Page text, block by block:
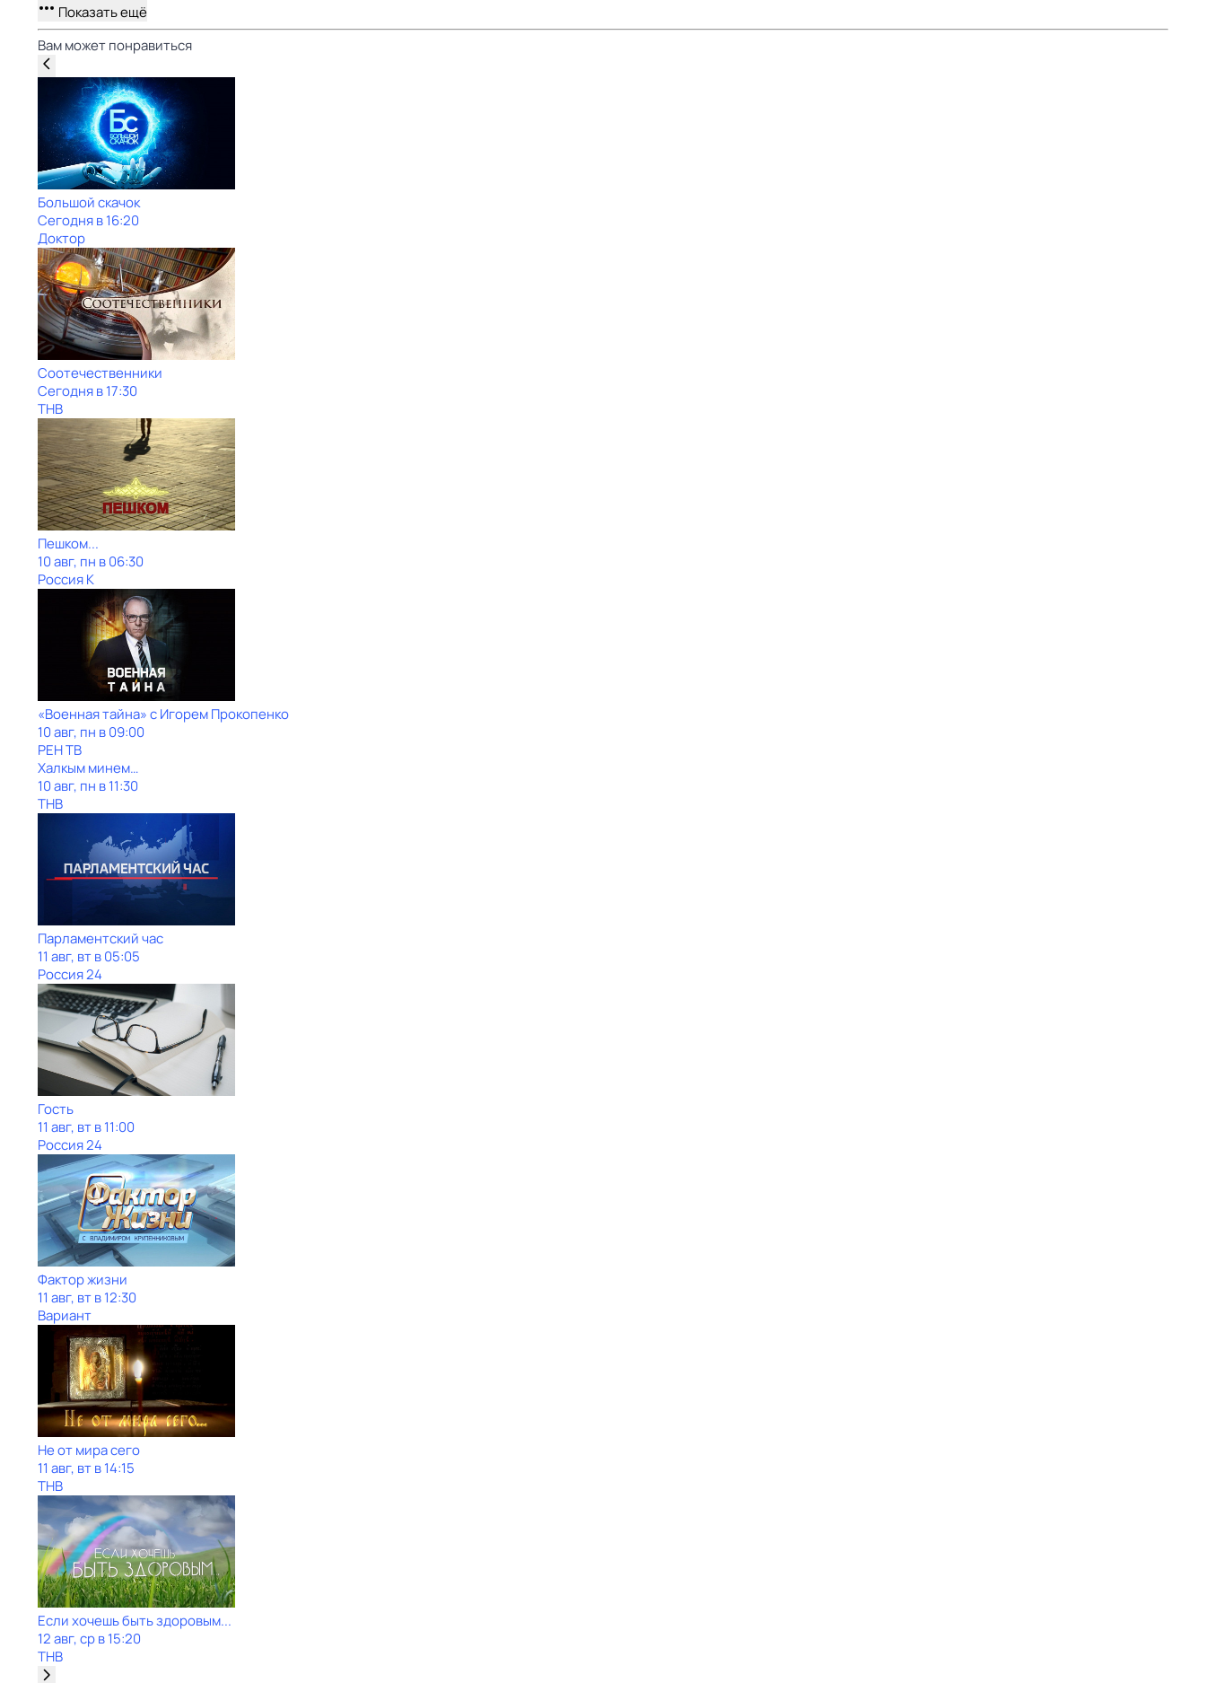
Показать ещё
Вам может понравиться
Большой скачок
Сегодня в 16:20
Доктор
Соотечественники
Сегодня в 17:30
ТНВ
Пешком...
10 авг, пн в 06:30
Россия К
«Военная тайна» с Игорем Прокопенко
10 авг, пн в 09:00
РЕН ТВ
Халкым минем…
10 авг, пн в 11:30
ТНВ
Парламентский час
11 авг, вт в 05:05
Россия 24
Гость
11 авг, вт в 11:00
Россия 24
Фактор жизни
11 авг, вт в 12:30
Вариант
Не от мира сего
11 авг, вт в 14:15
ТНВ
Если хочешь быть здоровым...
12 авг, ср в 15:20
ТНВ